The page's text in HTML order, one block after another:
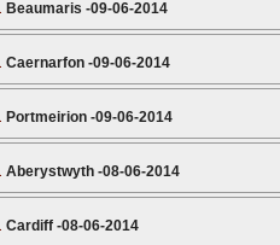
Beaumaris -09-06-2014
Caernarfon -09-06-2014
Portmeirion -09-06-2014
Aberystwyth -08-06-2014
Cardiff -08-06-2014